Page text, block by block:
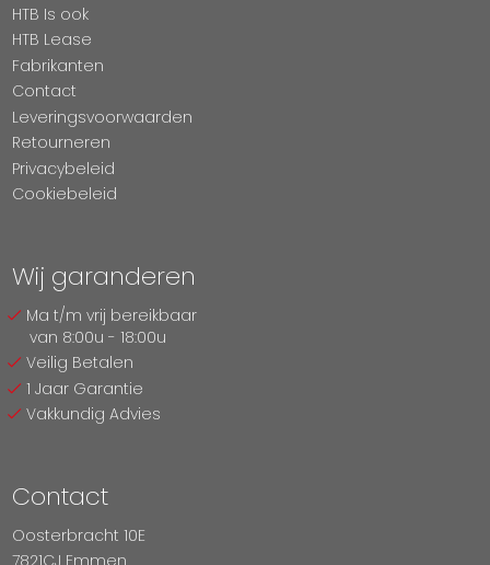
HTB Is ook
HTB Lease
Fabrikanten
Contact
Leveringsvoorwaarden
Retourneren
Privacybeleid
Cookiebeleid
Wij garanderen
Ma t/m vrij bereikbaar
van 8:00u - 18:00u
Veilig Betalen
1 Jaar Garantie
Vakkundig Advies
Contact
Oosterbracht 10E
7821CJ Emmen